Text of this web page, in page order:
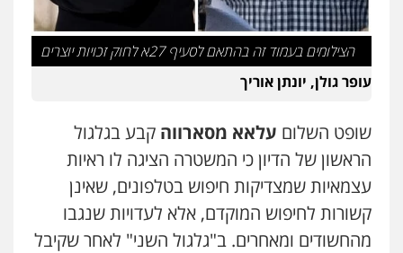
הצילומים בעמוד זה בהתאם לסעיף 27א לחוק זכויות יוצרים
עופר גולן, יונתן אוריך
שופט השלום עלאא מסארווה קבע בגלגול
הראשון של הדיון כי המשטרה הציגה לו ראיות
עצמאיות שמצדיקות חיפוש בטלפונים, שאינן
קשורות לחיפוש המוקדם, אלא לעדויות שנגבו
מהחשודים ומאחרים. ב"גלגול השני" לאחר שקיבל